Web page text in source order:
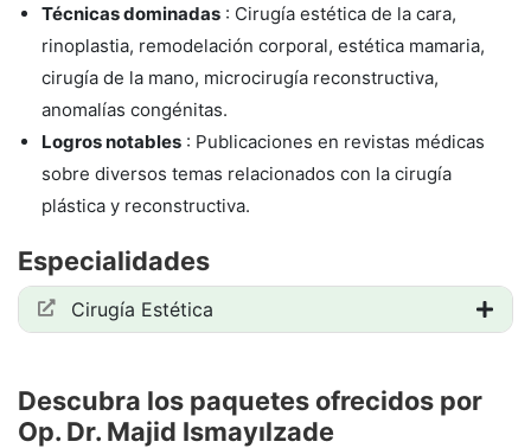
Técnicas dominadas : Cirugía estética de la cara,
rinoplastia, remodelación corporal, estética mamaria,
cirugía de la mano, microcirugía reconstructiva,
anomalías congénitas.
Logros notables : Publicaciones en revistas médicas
sobre diversos temas relacionados con la cirugía
plástica y reconstructiva.
Especialidades
Cirugía Estética
Descubra los paquetes ofrecidos por
Op. Dr. Majid Ismayılzade